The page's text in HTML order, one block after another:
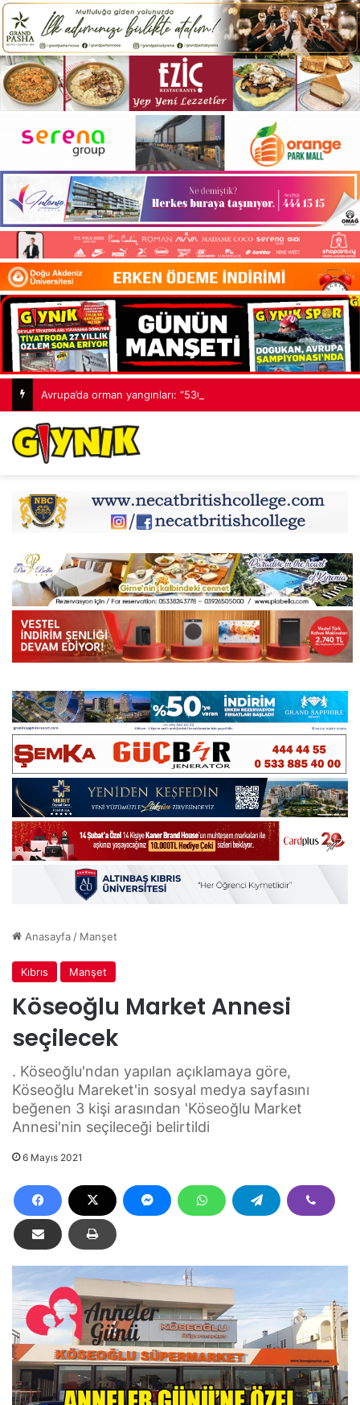
Anasayfa / Manşet
Kıbrıs Manşet
Köseoğlu Market Annesi
seçilecek
. Köseoğlu'ndan yapılan açıklamaya göre,
Köseoğlu Mareket'in sosyal medya sayfasını
beğenen 3 kişi arasından 'Köseoğlu Market
Annesi'nin seçileceği belirtildi
6 Mayıs 2021